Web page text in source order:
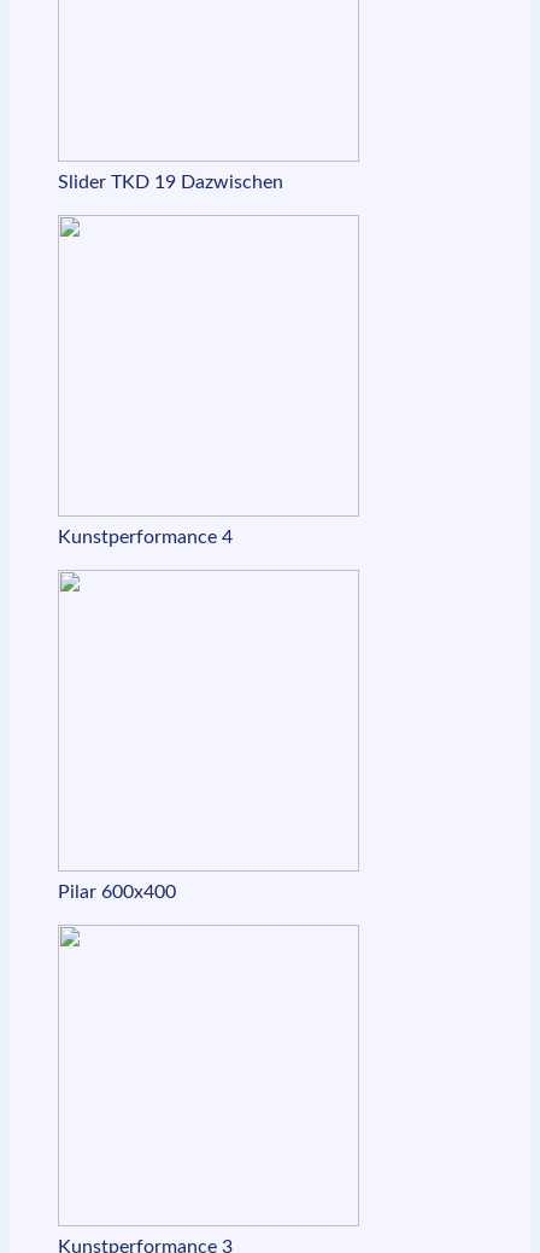
Slider TKD 19 Dazwischen
Kunstperformance 4
Pilar 600x400
Kunstperformance 3